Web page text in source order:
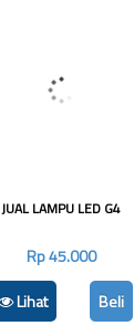
JUAL LAMPU LED G4
Rp 45.000
Lihat
Beli